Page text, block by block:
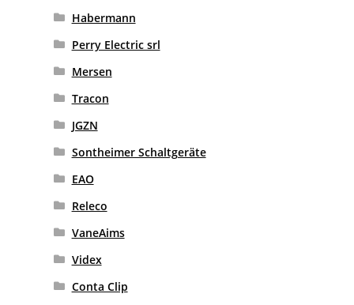
Habermann
Perry Electric srl
Mersen
Tracon
JGZN
Sontheimer Schaltgeräte
EAO
Releco
VaneAims
Videx
Conta Clip